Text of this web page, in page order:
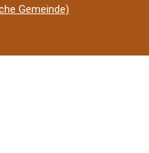
Gemeinde)